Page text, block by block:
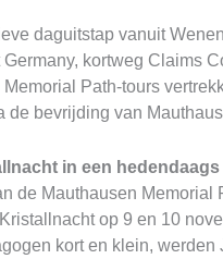
daguitstap vanuit
kortweg Claims
Path-tours
de bevrijding van
in een hedendaags
de Mauthausen
op 9 en 10
kort en klein,